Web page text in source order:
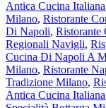
Antica Cucina
Milano, Ristorante
Di Napoli, Ristorante
Regionali Navigli,
Cucina Di Napoli A
Milano, Ristorante
Tradizione Milano,
Antica Cucina